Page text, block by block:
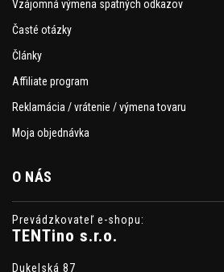
Vzájomná výmena spätných odkazov
Časté otázky
Články
Affiliate program
Reklamácia / vrátenie / výmena tovaru
Moja objednávka
O NÁS
Prevádzkovateľ e-shopu:
TENTino s.r.o.
Dukelská 87